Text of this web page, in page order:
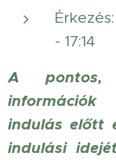
- 17:14
A pontos,
információk
indulás előtt
indulási